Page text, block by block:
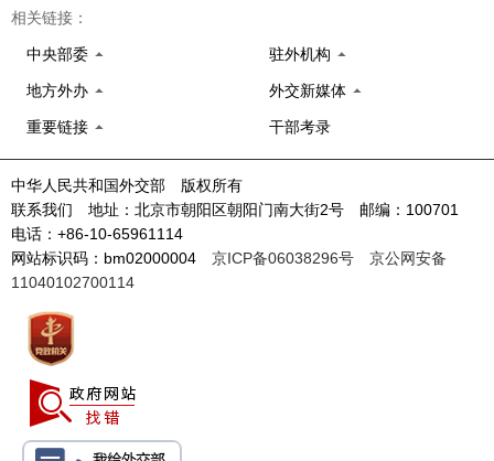
相关链接：
中央部委 驻外机构
地方外办 外交新媒体
重要链接 干部考录
中华人民共和国外交部 版权所有
联系我们 地址：北京市朝阳区朝阳门南大街2号 邮编：100701
电话：+86-10-65961114
网站标识码：bm02000004 京ICP备06038296号
京公网安备
11040102700114